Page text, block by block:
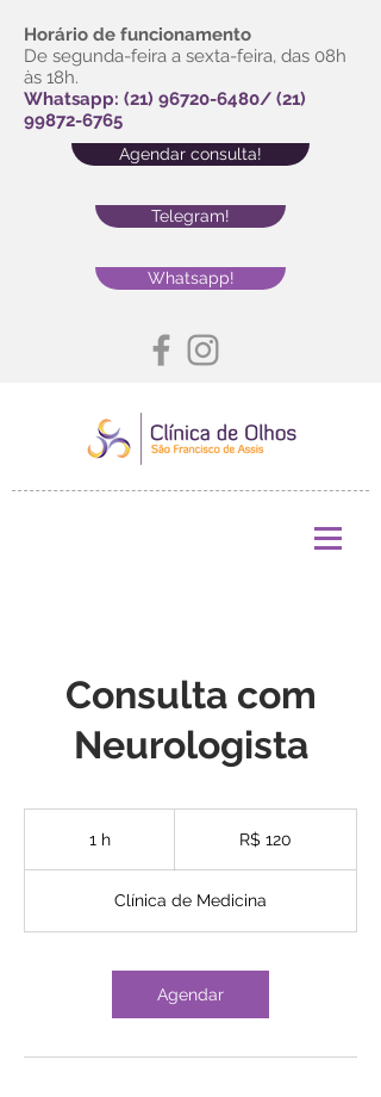
Horário de funcionamento
De segunda-feira a sexta-feira, das 08h
às 18h.
Whatsapp: (21) 96720-6480/ (21)
99872-6765
Agendar consulta!
Telegram!
Whatsapp!
Consulta com
Neurologista
1 h R$ 120
Clínica de Medicina
Agendar